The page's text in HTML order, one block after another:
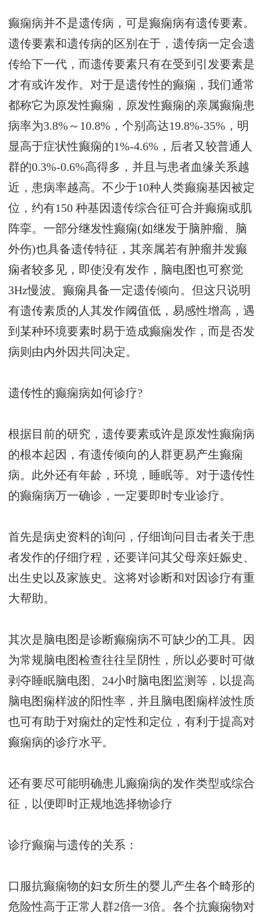
癫痫病并不是遗传病，可是癫痫病有遗传要素。
遗传要素和遗传病的区别在于，遗传病一定会遗
传给下一代，而遗传要素只有在受到引发要素是
才有或许发作。对于是遗传性的癫痫，我们通常
都称它为原发性癫痫，原发性癫痫的亲属癫痫患
病率为3.8%～10.8%，个别高达19.8%-35%，明
显高于症状性癫痫的1%-4.6%，后者又较普通人
群的0.3%-0.6%高得多，并且与患者血缘关系越
近，患病率越高。不少于10种人类癫痫基因被定
位，约有150 种基因遗传综合征可合并癫痫或肌
阵挛。一部分继发性癫痫(如继发于脑肿瘤、脑
外伤)也具备遗传特征，其亲属若有肿瘤并发癫
痫者较多见，即使没有发作，脑电图也可察觉
3Hz慢波。癫痫具备一定遗传倾向。但这只说明
有遗传素质的人其发作阈值低，易感性增高，遇
到某种环境要素时易于造成癫痫发作，而是否发
病则由内外因共同决定。
遗传性的癫痫病如何诊疗?
根据目前的研究，遗传要素或许是原发性癫痫病
的根本起因，有遗传倾向的人群更易产生癫痫
病。此外还有年龄，环境，睡眠等。对于遗传性
的癫痫病万一确诊，一定要即时专业诊疗。
首先是病史资料的询问，仔细询问目击者关于患
者发作的仔细疗程，还要详问其父母亲妊娠史、
出生史以及家族史。这将对诊断和对因诊疗有重
大帮助。
其次是脑电图是诊断癫痫病不可缺少的工具。因
为常规脑电图检查往往呈阴性，所以必要时可做
剥夺睡眠脑电图、24小时脑电图监测等，以提高
脑电图痫样波的阳性率，并且脑电图痫样波性质
也可有助于对痫灶的定性和定位，有利于提高对
癫痫病的诊疗水平。
还有要尽可能明确患儿癫痫病的发作类型或综合
征，以便即时正规地选择物诊疗
诊疗癫痫与遗传的关系：
口服抗癫痫物的妇女所生的婴儿产生各个畸形的
危险性高于正常人群2倍一3倍。各个抗癫痫物对